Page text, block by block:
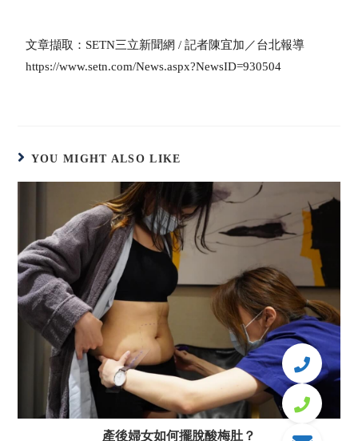
文章擷取：SETN三立新聞網 / 記者陳宜加／台北報導
https://www.setn.com/News.aspx?NewsID=930504
YOU MIGHT ALSO LIKE
產後婦女如何擺脫酸梅肚？